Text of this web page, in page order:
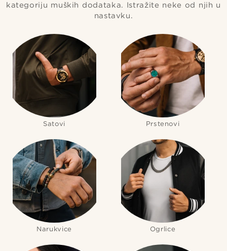
kategoriju muških dodataka. Istražite neke od njih u
nastavku.
Satovi Prstenovi
Narukvice Ogrlice